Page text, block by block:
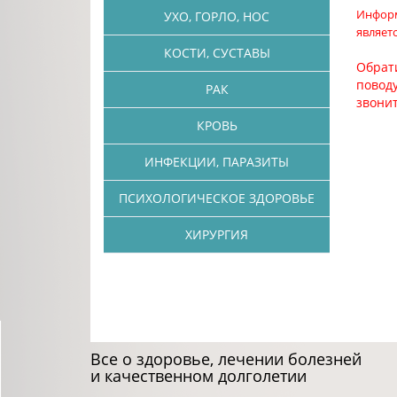
УХО, ГОРЛО, НОС
КОСТИ, СУСТАВЫ
РАК
КРОВЬ
ИНФЕКЦИИ, ПАРАЗИТЫ
ПСИХОЛОГИЧЕСКОЕ ЗДОРОВЬЕ
ХИРУРГИЯ
Все о здоровье, лечении болезней
и качественном долголетии